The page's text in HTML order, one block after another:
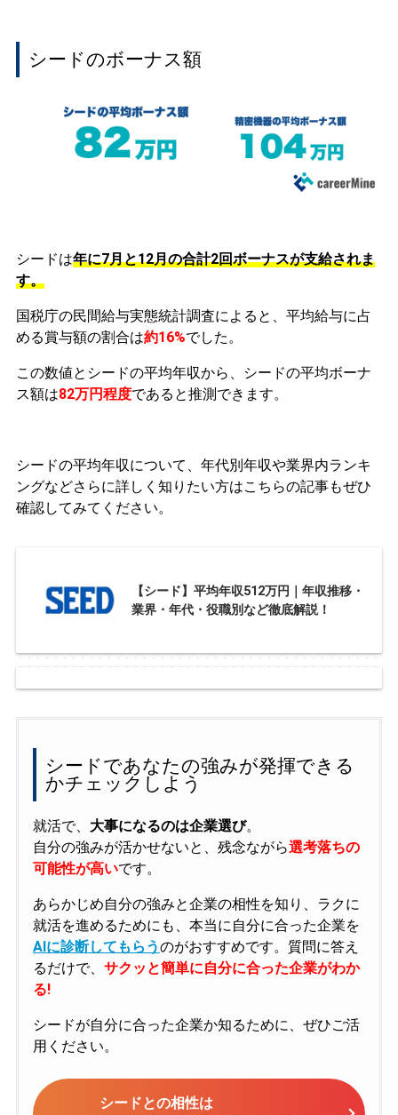
シードのボーナス額
シードは年に7月と12月の合計2回ボーナスが支給されま
す。
国税庁の民間給与実態統計調査によると、平均給与に占
める賞与額の割合は約16%でした。
この数値とシードの平均年収から、シードの平均ボーナ
ス額は82万円程度であると推測できます。
シードの平均年収について、年代別年収や業界内ランキ
ングなどさらに詳しく知りたい方はこちらの記事もぜひ
確認してみてください。
【シード】平均年収512万円｜年収推移・
業界・年代・役職別など徹底解説！
シードであなたの強みが発揮できる
かチェックしよう
就活で、 大事になるのは企業選び。
自分の強みが活かせないと、残念ながら選考落ちの
可能性が高いです。
あらかじめ自分の強みと企業の相性を知り、ラクに
就活を進めるためにも、本当に自分に合った企業を
AIに診断してもらうのがおすすめです。質問に答え
るだけで、 サクッと簡単に自分に合った企業がわか
る!
シードが自分に合った企業か知るために、ぜひご活
用ください。
シードとの相性は